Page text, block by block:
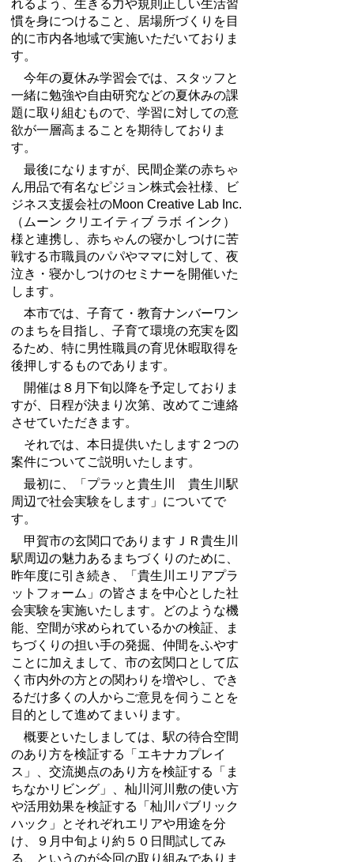
れるよう、生きる力や規則正しい生活習
慣を身につけること、居場所づくりを目
的に市内各地域で実施いただいておりま
す。
今年の夏休み学習会では、スタッフと
一緒に勉強や自由研究などの夏休みの課
題に取り組むもので、学習に対しての意
欲が一層高まることを期待しておりま
す。
最後になりますが、民間企業の赤ちゃ
ん用品で有名なピジョン株式会社様、ビ
ジネス支援会社のMoon Creative Lab Inc.
（ムーン クリエイティブ ラボ インク）
様と連携し、赤ちゃんの寝かしつけに苦
戦する市職員のパパやママに対して、夜
泣き・寝かしつけのセミナーを開催いた
します。
本市では、子育て・教育ナンバーワン
のまちを目指し、子育て環境の充実を図
るため、特に男性職員の育児休暇取得を
後押しするものであります。
開催は８月下旬以降を予定しておりま
すが、日程が決まり次第、改めてご連絡
させていただきます。
それでは、本日提供いたします２つの
案件についてご説明いたします。
最初に、「プラッと貴生川 貴生川駅
周辺で社会実験をします」についてで
す。
甲賀市の玄関口でありますＪＲ貴生川
駅周辺の魅力あるまちづくりのために、
昨年度に引き続き、「貴生川エリアプラ
ットフォーム」の皆さまを中心とした社
会実験を実施いたします。どのような機
能、空間が求められているかの検証、ま
ちづくりの担い手の発掘、仲間をふやす
ことに加えまして、市の玄関口として広
く市内外の方との関わりを増やし、でき
るだけ多くの人からご意見を伺うことを
目的として進めてまいります。
概要といたしましては、駅の待合空間
のあり方を検証する「エキナカプレイ
ス」、交流拠点のあり方を検証する「ま
ちなかリビング」、杣川河川敷の使い方
や活用効果を検証する「杣川パブリック
ハック」とそれぞれエリアや用途を分
け、９月中旬より約５０日間試してみ
る、というのが今回の取り組みでありま